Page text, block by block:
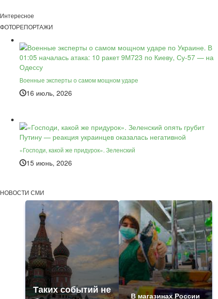
Интересное
ФОТОРЕПОРТАЖИ
Военные эксперты о самом мощном ударе
16 июль, 2026
«Господи, какой же придурок». Зеленский
15 июнь, 2026
НОВОСТИ СМИ
Таких событий не
В магазинах России